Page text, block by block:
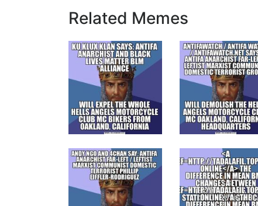
Related Memes